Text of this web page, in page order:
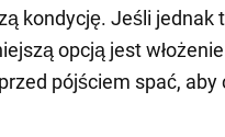
kondycję. Jeśli jednak
opcją jest
pójściem spać, aby